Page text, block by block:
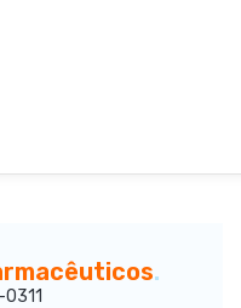
.